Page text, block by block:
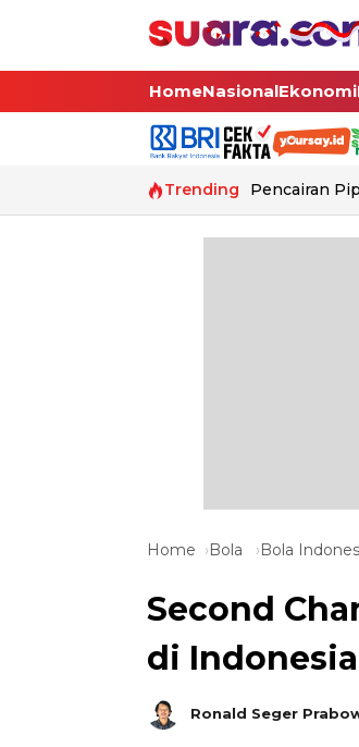
HomeNasionalEkonomi
Trending Pencairan Pip
Home Bola Bola
Second
di
Ronald Seger